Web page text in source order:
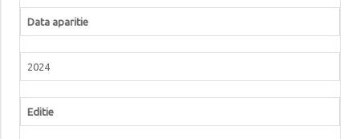
Data aparitie
2024
Editie